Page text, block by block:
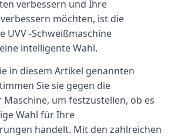
verbessern und Ihre
möchten, ist die
UVV -Schweißmaschine
intelligente Wahl.
in diesem Artikel genannten
Sie sie gegen die
um festzustellen, ob es
Wahl für Ihre
handelt. Mit den zahlreichen